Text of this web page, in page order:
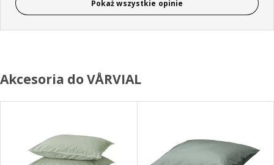
Pokaż wszystkie opinie
Akcesoria do VÅRVIAL